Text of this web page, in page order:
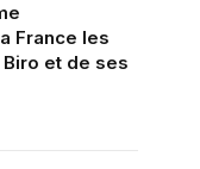
France les
et de ses